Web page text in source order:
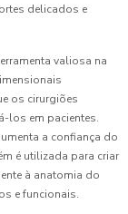
delicados e
valiosa na
os cirurgiões
los em pacientes.
a confiança do
é utilizada para criar
à anatomia do
e funcionais.